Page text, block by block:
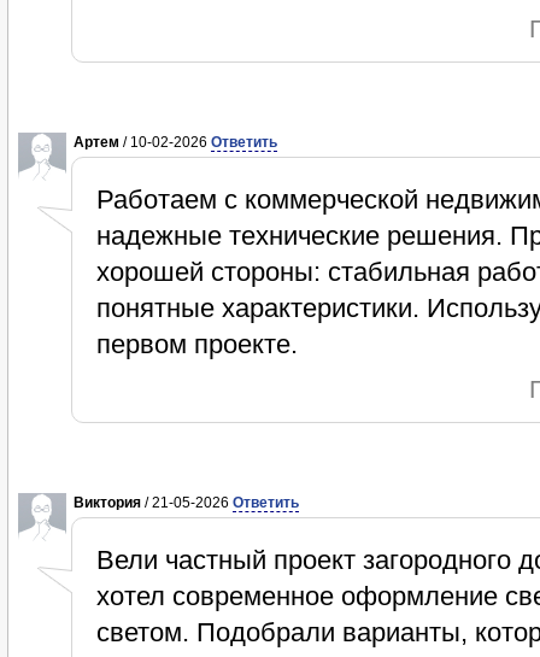
Артем / 10-02-2026 Ответить
Работаем с коммерческой
надежные технические решения.
хорошей стороны: стабильная
понятные характеристики.
первом проекте.
Виктория / 21-05-2026 Ответить
Вели частный проект загородного
хотел современное оформление
светом. Подобрали варианты,